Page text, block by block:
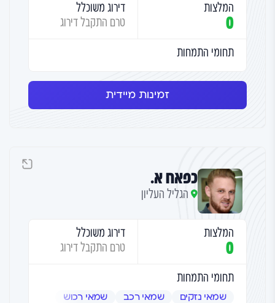
המלצות
0
דירוג משוכלל
טרם התקבל דירוג
תחומי התמחות
זמינות מיידית
כפאח א.
הגליל העליון
המלצות
0
דירוג משוכלל
טרם התקבל דירוג
תחומי התמחות
שמאי נזקים שמאי רכב שמאי רכוש